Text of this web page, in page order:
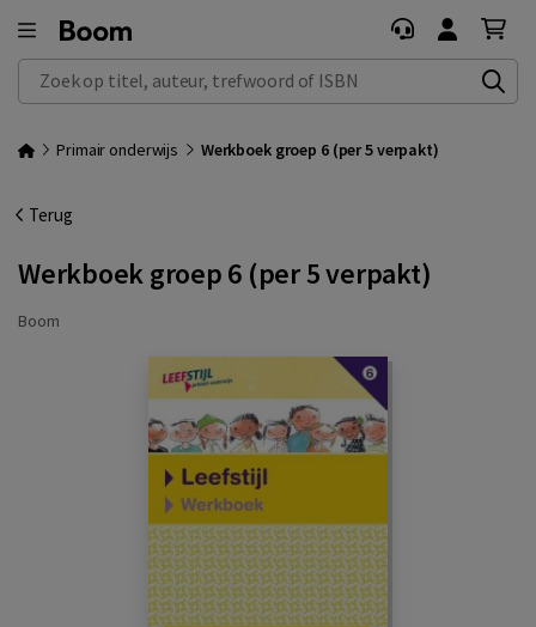
Zoek op titel, auteur, trefwoord of ISBN
Primair onderwijs Werkboek groep 6 (per 5 verpakt)
Terug
Werkboek groep 6 (per 5 verpakt)
Boom